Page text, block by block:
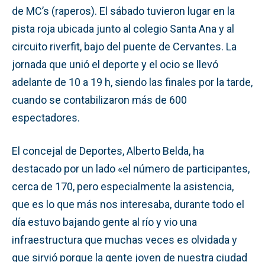
de MC’s (raperos). El sábado tuvieron lugar en la
pista roja ubicada junto al colegio Santa Ana y al
circuito riverfit, bajo del puente de Cervantes. La
jornada que unió el deporte y el ocio se llevó
adelante de 10 a 19 h, siendo las finales por la tarde,
cuando se contabilizaron más de 600
espectadores.
El concejal de Deportes, Alberto Belda, ha
destacado por un lado «el número de participantes,
cerca de 170, pero especialmente la asistencia,
que es lo que más nos interesaba, durante todo el
día estuvo bajando gente al río y vio una
infraestructura que muchas veces es olvidada y
que sirvió porque la gente joven de nuestra ciudad